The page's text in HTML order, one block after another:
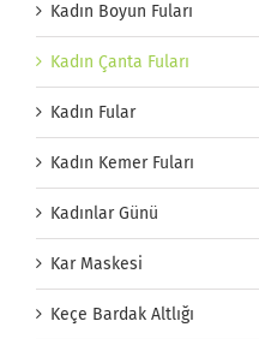
Kadın Boyun Fuları
Kadın Çanta Fuları
Kadın Fular
Kadın Kemer Fuları
Kadınlar Günü
Kar Maskesi
Keçe Bardak Altlığı